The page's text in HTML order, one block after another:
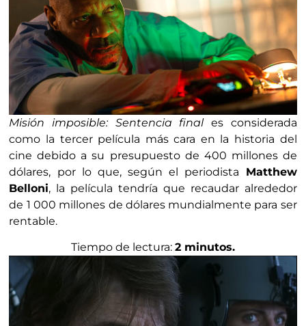
Tiempo de lectura: 2 minutos.
Misión imposible: Sentencia final es considerada
como la tercer película más cara en la historia del
cine debido a su presupuesto de 400 millones de
dólares, por lo que, según el periodista Matthew
Belloni, la película tendría que recaudar alrededor
de 1 000 millones de dólares mundialmente para ser
rentable.